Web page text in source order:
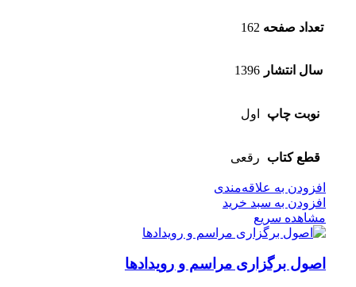
تعداد صفحه 162
سال انتشار 1396
نوبت چاپ اول
قطع کتاب رقعی
افزودن به علاقه‌مندی
افزودن به سبد خرید
مشاهده سریع
اصول برگزاری مراسم و رویدادها